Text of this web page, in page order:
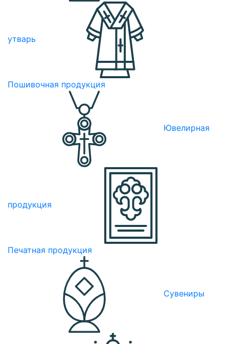
утварь
Пошивочная продукция
Ювелирная
продукция
Печатная продукция
Сувениры